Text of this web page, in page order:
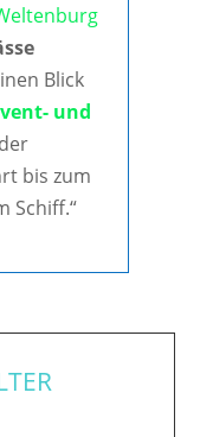
Blick
und
bis zum
Schiff.“